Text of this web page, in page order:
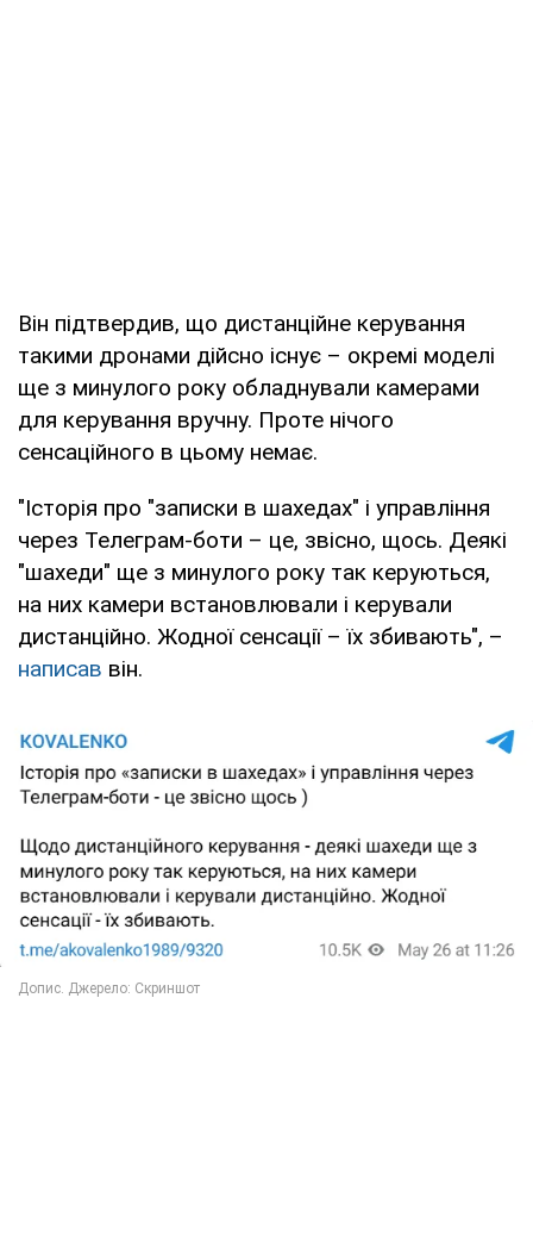
Він підтвердив, що дистанційне керування
такими дронами дійсно існує – окремі моделі
ще з минулого року обладнували камерами
для керування вручну. Проте нічого
сенсаційного в цьому немає.
"Історія про "записки в шахедах" і управління
через Телеграм-боти – це, звісно, щось. Деякі
"шахеди" ще з минулого року так керуються,
на них камери встановлювали і керували
дистанційно. Жодної сенсації – їх збивають", –
написав він.